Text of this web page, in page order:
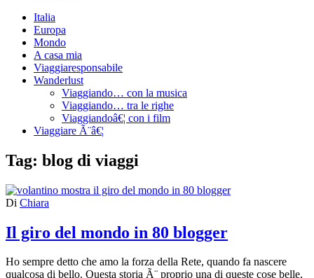
Italia
Europa
Mondo
A casa mia
Viaggiaresponsabile
Wanderlust
Viaggiando… con la musica
Viaggiando… tra le righe
Viaggiandoâ€¦ con i film
Viaggiare Ã¨â€¦
Tag: blog di viaggi
Di Chiara
Il giro del mondo in 80 blogger
Ho sempre detto che amo la forza della Rete, quando fa nascere
qualcosa di bello. Questa storia Ã¨ proprio una di queste cose belle,